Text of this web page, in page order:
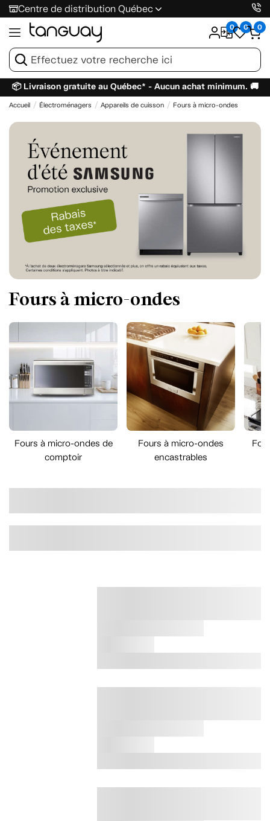
Centre de distribution Québec
0 0 0
📦 Livraison gratuite au Québec* - Aucun achat minimum. 🚚
Accueil Électroménagers Appareils de cuisson Fours à micro-ondes
Fours à micro-ondes
Fours à micro-ondes de
comptoir
Fours à micro-ondes
encastrables